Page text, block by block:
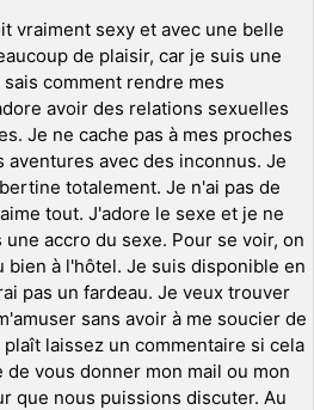
vraiment sexy et avec une belle
de plaisir, car je suis une
comment rendre mes
avoir des relations sexuelles
Je ne cache pas à mes proches
aventures avec des inconnus. Je
totalement. Je n'ai pas de
tout. J'adore le sexe et je ne
accro du sexe. Pour se voir, on
bien à l'hôtel. Je suis disponible en
pas un fardeau. Je veux trouver
sans avoir à me soucier de
laissez un commentaire si cela
vous donner mon mail ou mon
que nous puissions discuter. Au